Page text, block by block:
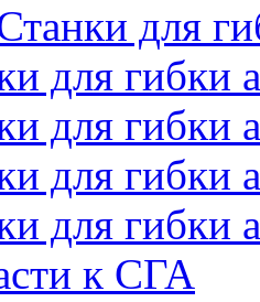
для
для гибки
для гибки
для гибки
для гибки
к СГА